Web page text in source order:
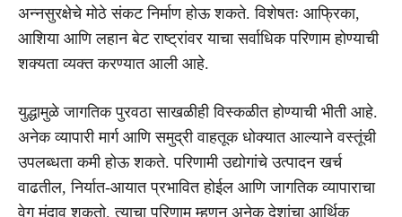
अन्नसुरक्षेचे मोठे संकट निर्माण होऊ शकते. विशेषतः आफ्रिका,
आशिया आणि लहान बेट राष्ट्रांवर याचा सर्वाधिक परिणाम होण्याची
शक्यता व्यक्त करण्यात आली आहे.
युद्धामुळे जागतिक पुरवठा साखळीही विस्कळीत होण्याची भीती आहे.
अनेक व्यापारी मार्ग आणि समुद्री वाहतूक धोक्यात आल्याने वस्तूंची
उपलब्धता कमी होऊ शकते. परिणामी उद्योगांचे उत्पादन खर्च
वाढतील, निर्यात-आयात प्रभावित होईल आणि जागतिक व्यापाराचा
वेग मंदावू शकतो. त्याचा परिणाम म्हणून अनेक देशांचा आर्थिक